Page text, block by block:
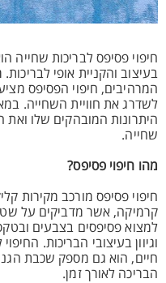
חיפוי פסיפס לבריכות שחייה
בעיצוב והקניית אופי
המרהיבים, חיפוי הפסיפס
לשדרג את חוויית השחייה.
היתרונות המובהקים שלו ואת
שחייה.
מהו חיפוי פסיפס?
חיפוי פסיפס מורכב מקירות
קרמיקה, אשר מדביקים על
למצוא פסיפסים בצבעים
וגיוון בעיצובי הבריכות.
חיים, הוא גם מספק שכבת
הבריכה לאורך זמן.